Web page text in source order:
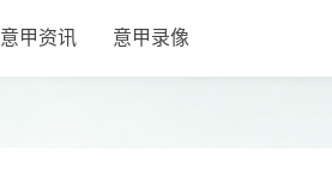
意甲资讯 意甲录像